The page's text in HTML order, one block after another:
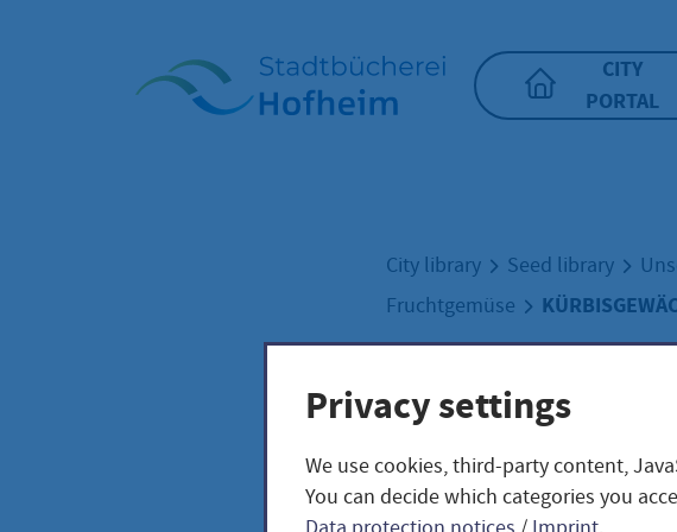
CITY
PORTAL
City library Seed library
Fruchtgemüse
Privacy settings
We use cookies, third-party content,
You can decide which categories you